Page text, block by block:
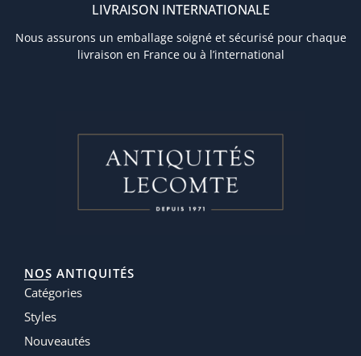
LIVRAISON INTERNATIONALE
Nous assurons un emballage soigné et sécurisé pour chaque
livraison en France ou à l’international
NOS ANTIQUITÉS
Catégories
Styles
Nouveautés